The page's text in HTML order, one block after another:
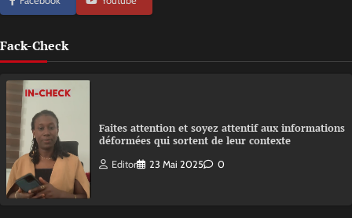
Fack-Check
Faites attention et soyez attentif aux informations
déformées qui sortent de leur contexte
Editor 23 Mai 2025 0